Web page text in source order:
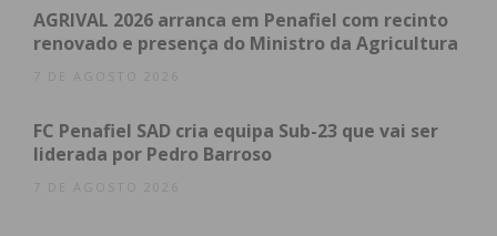
membros, como entidades locais, empresas, juntas
de freguesia, IPSS, municípios, coletividades e
vulneráveis, que usufruem de energia mais barata.
AGRIVAL 2026 arranca em Penafiel com recinto
renovado e presença do Ministro da Agricultura
7 DE AGOSTO 2026
FC Penafiel SAD cria equipa Sub-23 que vai ser
liderada por Pedro Barroso
7 DE AGOSTO 2026